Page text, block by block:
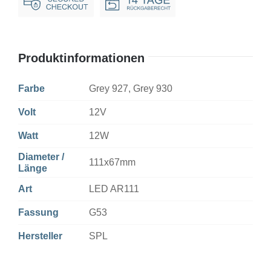
G1
Produktinformationen
Farbe Grey 927, Grey 930
Volt 12V
Watt 12W
Diameter /
Länge
111x67mm
Art LED AR111
Fassung G53
Hersteller SPL